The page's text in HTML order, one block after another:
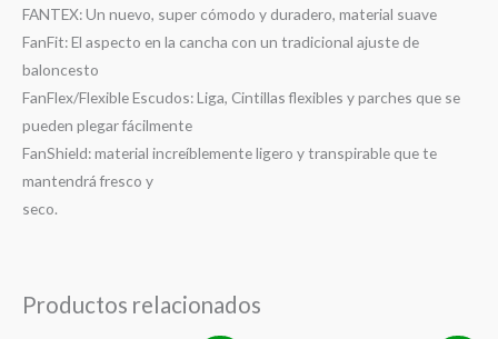
FANTEX: Un nuevo, super cómodo y duradero, material suave
FanFit: El aspecto en la cancha con un tradicional ajuste de
baloncesto
FanFlex/Flexible Escudos: Liga, Cintillas flexibles y parches que se
pueden plegar fácilmente
FanShield: material increíblemente ligero y transpirable que te
mantendrá fresco y
seco.
Productos relacionados